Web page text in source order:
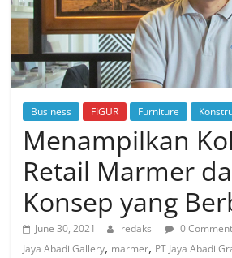
Business FIGUR Furniture
Menampilkan
Retail Marmer
Konsep yang
June 30, 2021 redaksi 0
Jaya Abadi Gallery, marmer, PT Jaya Abadi